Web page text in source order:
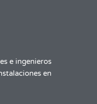
e ingenieros
en